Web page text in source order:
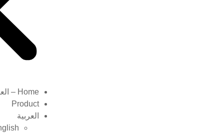
Home – العربية
Product
العربية